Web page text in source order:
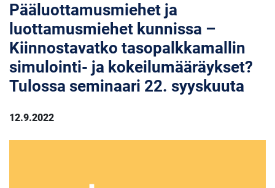
Pääluottamusmiehet ja
luottamusmiehet kunnissa –
Kiinnostavatko tasopalkkamallin
simulointi- ja kokeilumääräykset?
Tulossa seminaari 22. syyskuuta
12.9.2022